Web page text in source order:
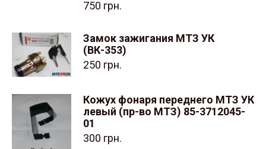
750 грн.
Замок зажигания МТЗ УК
(ВК-353)
250 грн.
Кожух фонаря переднего МТЗ УК
левый (пр-во МТЗ) 85-3712045-
01
300 грн.